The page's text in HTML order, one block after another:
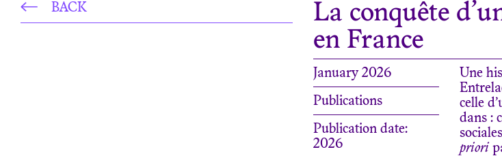
BACK
La conquête
en France
January 2026
Publications
Publication date:
2026
Une
celle
dans :
priori